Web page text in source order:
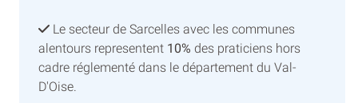
Le secteur de Sarcelles avec les communes
alentours representent 10% des praticiens hors
cadre réglementé dans le département du Val-
D'Oise.